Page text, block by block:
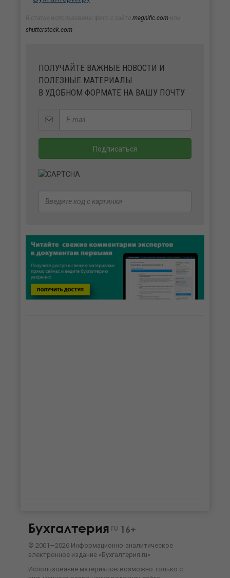
magnific.com
shutterstock.com
ПОЛУЧАЙТЕ ВАЖНЫЕ НОВОСТИ И
ПОЛЕЗНЫЕ МАТЕРИАЛЫ
В УДОБНОМ ФОРМАТЕ НА ВАШУ ПОЧТУ
Бухгалтерия ru 16+
© 2001—2026 Информационно-аналитическое
электронное издание «Бухгалтерия.ru»
Использование материалов возможно только с